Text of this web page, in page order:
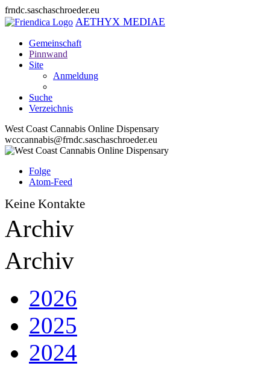
frndc.saschaschroeder.eu
AETHYX MEDIAE
Gemeinschaft
Pinnwand
Site
Anmeldung
Suche
Verzeichnis
West Coast Cannabis Online Dispensary
wcccannabis@frndc.saschaschroeder.eu
Folge
Atom-Feed
Keine Kontakte
Archiv
Archiv
2026
2025
2024